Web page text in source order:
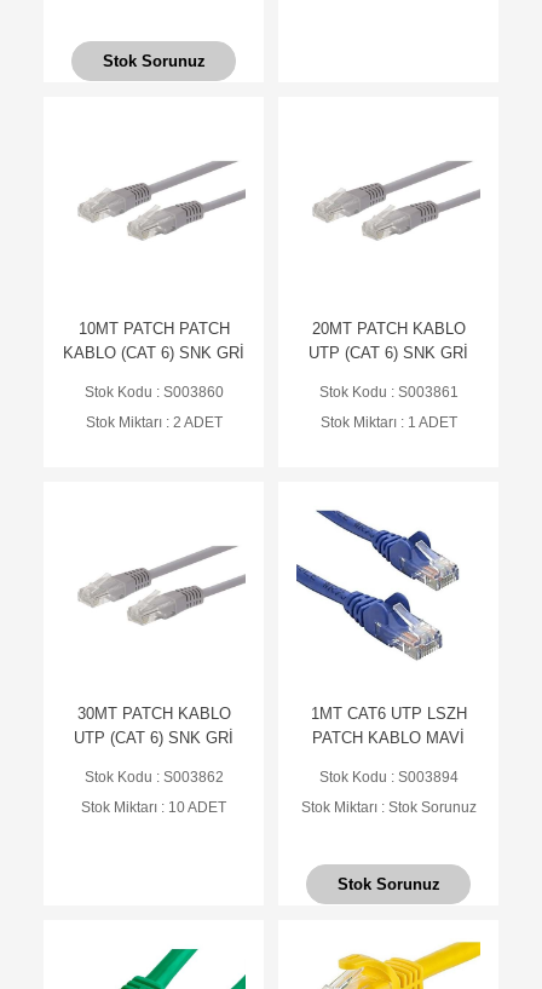
Stok Sorunuz
10MT PATCH PATCH
KABLO (CAT 6) SNK GRİ
Stok Kodu : S003860
Stok Miktarı : 2 ADET
20MT PATCH KABLO
UTP (CAT 6) SNK GRİ
Stok Kodu : S003861
Stok Miktarı : 1 ADET
30MT PATCH KABLO
UTP (CAT 6) SNK GRİ
Stok Kodu : S003862
Stok Miktarı : 10 ADET
1MT CAT6 UTP LSZH
PATCH KABLO MAVİ
Stok Kodu : S003894
Stok Miktarı : Stok Sorunuz
Stok Sorunuz